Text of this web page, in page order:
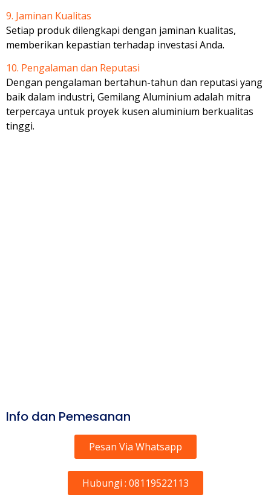
9. Jaminan Kualitas
Setiap produk dilengkapi dengan jaminan kualitas,
memberikan kepastian terhadap investasi Anda.
10. Pengalaman dan Reputasi
Dengan pengalaman bertahun-tahun dan reputasi yang
baik dalam industri, Gemilang Aluminium adalah mitra
terpercaya untuk proyek kusen aluminium berkualitas
tinggi.
Info dan Pemesanan
Pesan Via Whatsapp
Hubungi : 08119522113